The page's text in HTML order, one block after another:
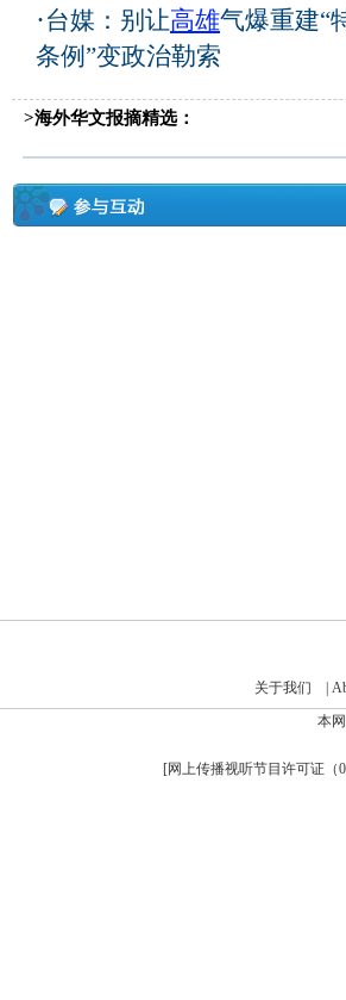
·台媒：别让高雄气爆重建“
条例”变政治勒索
>海外华文报摘精选：
关于我们 |
本
[网上传播视听节目许可证（